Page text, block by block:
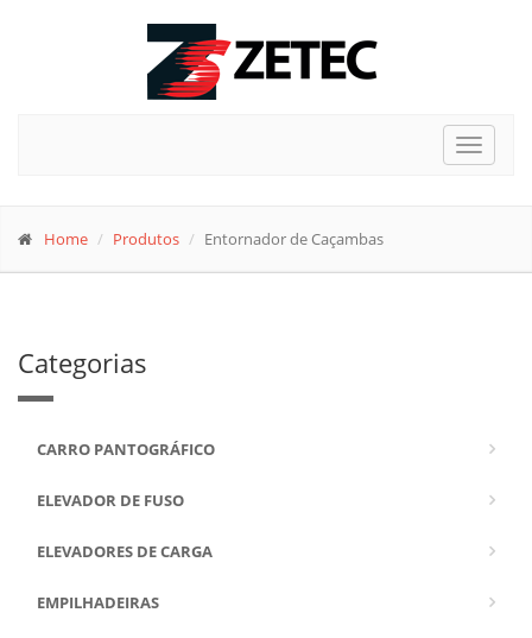
Toggle
Home Produtos Entornador de Caçambas
Categorias
CARRO PANTOGRÁFICO
ELEVADOR DE FUSO
ELEVADORES DE CARGA
EMPILHADEIRAS